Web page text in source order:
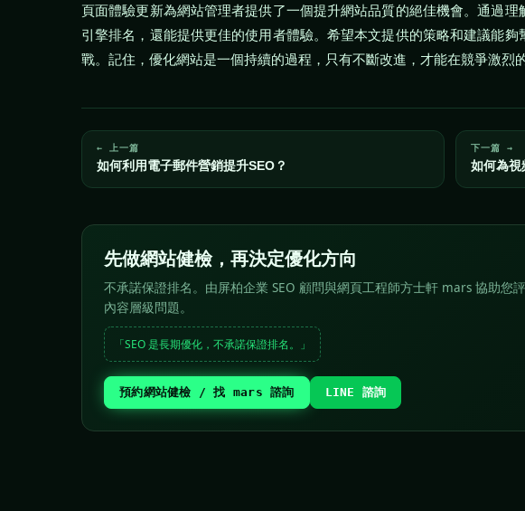
頁面體驗更新為網站管理者提供了一個提升網站品質的絕佳機會。通過
引擎排名，還能提供更佳的使用者體驗。希望本文提供的策略和建議能
戰。記住，優化網站是一個持續的過程，只有不斷改進，才能在競爭激烈
← 上一篇
如何利用電子郵件營銷提升SEO？
下一篇 →
如何為視
先做網站健檢，再決定優化方向
不承諾保證排名。由屏柏企業 SEO 顧問與網頁工程師方士軒 mars 協助您
內容層級問題。
「SEO 是長期優化，不承諾保證排名。」
預約網站健檢 / 找 mars 諮詢 LINE 諮詢